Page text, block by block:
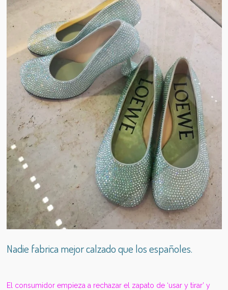
Nadie fabrica mejor calzado que los españoles.
El consumidor empieza a rechazar el zapato de ‘usar y tirar’ y